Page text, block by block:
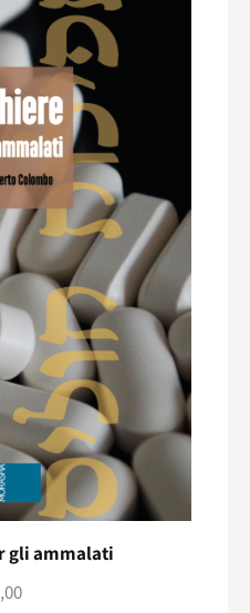
gli ammalati